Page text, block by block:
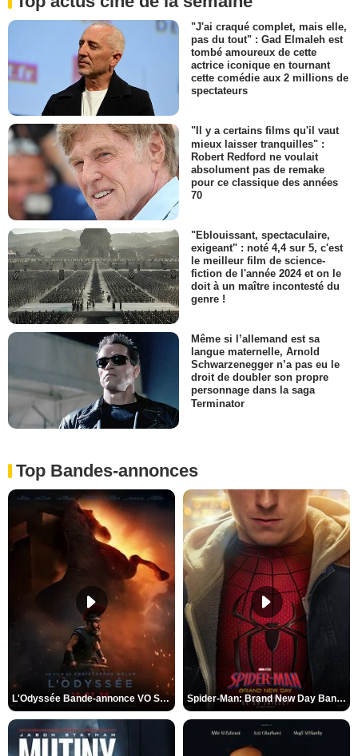
"J'ai craqué complet, mais elle,
pas du tout" : Gad Elmaleh est
tombé amoureux de cette
actrice iconique en tournant
cette comédie aux 2 millions de
spectateurs
"Il y a certains films qu'il vaut
mieux laisser tranquilles" :
Robert Redford ne voulait
absolument pas de remake
pour ce classique des années
70
"Eblouissant, spectaculaire,
exigeant" : noté 4,4 sur 5, c'est
le meilleur film de science-
fiction de l'année 2024 et on le
doit à un maître incontesté du
genre !
Même si l’allemand est sa
langue maternelle, Arnold
Schwarzenegger n’a pas eu le
droit de doubler son propre
personnage dans la saga
Terminator
Top Bandes-annonces
L'Odyssée Bande-annonce VO STFR Spider-Man: Brand New Day Bande-annonce VO STFR